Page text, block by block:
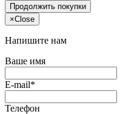
Продолжить покупки
×Close
Напишите нам
Ваше имя
E-mail*
Телефон